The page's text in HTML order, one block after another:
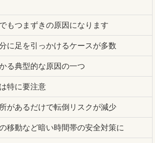
もつまずきの原因になります
に足を引っかけるケースが多数
る典型的な原因の一つ
特に要注意
があるだけで転倒リスクが減少
移動など暗い時間帯の安全対策に